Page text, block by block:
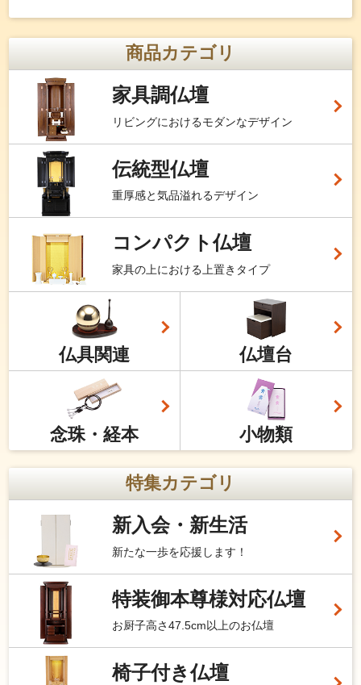
商品カテゴリ
家具調仏壇
リビングにおけるモダンなデザイン
伝統型仏壇
重厚感と気品溢れるデザイン
コンパクト仏壇
家具の上における上置きタイプ
仏具関連 仏壇台
念珠・経本 小物類
特集カテゴリ
新入会・新生活
新たな一歩を応援します！
特装御本尊様対応仏壇
お厨子高さ47.5cm以上のお仏壇
椅子付き仏壇